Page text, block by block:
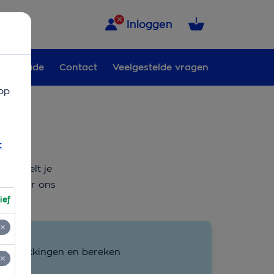
Inloggen
Schade Contact Veelgestelde vragen
je voelt je
is voor ons
dekkingen en bereken